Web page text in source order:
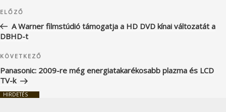
navigáció
Korábbi
bejegyzés
ELŐZŐ
A Warner filmstúdió támogatja a HD DVD kínai változatát a
DBHD-t
Következő
bejegyzés
KÖVETKEZŐ
Panasonic: 2009-re még energiatakarékosabb plazma és LCD
TV-k
HIRDETÉS